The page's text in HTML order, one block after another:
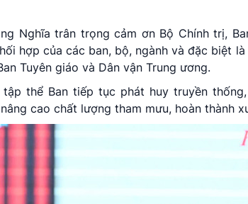
Nghĩa trân trọng cảm ơn Bộ Chính trị,
hợp của các ban, bộ, ngành và đặc biệt
Tuyên giáo và Dân vận Trung ương.
thể Ban tiếp tục phát huy truyền
cao chất lượng tham mưu, hoàn thành